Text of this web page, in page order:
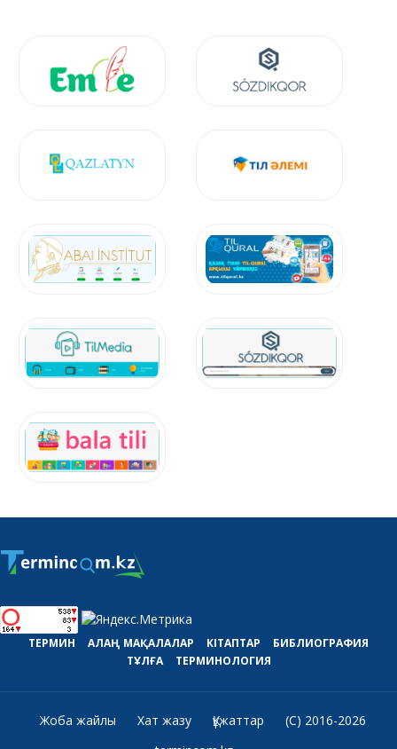
ТЕРМИН АЛАҢ МАҚАЛАЛАР КІТАПТАР
БИБЛИОГРАФИЯ
ТҰЛҒА
ТЕРМИНОЛОГИЯ
Жоба жайлы Хат жазу Құжаттар
(C) 2016-2026